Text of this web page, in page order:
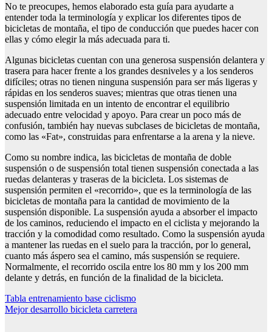
No te preocupes, hemos elaborado esta guía para ayudarte a
entender toda la terminología y explicar los diferentes tipos de
bicicletas de montaña, el tipo de conducción que puedes hacer con
ellas y cómo elegir la más adecuada para ti.
Algunas bicicletas cuentan con una generosa suspensión delantera y
trasera para hacer frente a los grandes desniveles y a los senderos
difíciles; otras no tienen ninguna suspensión para ser más ligeras y
rápidas en los senderos suaves; mientras que otras tienen una
suspensión limitada en un intento de encontrar el equilibrio
adecuado entre velocidad y apoyo. Para crear un poco más de
confusión, también hay nuevas subclases de bicicletas de montaña,
como las «Fat», construidas para enfrentarse a la arena y la nieve.
Como su nombre indica, las bicicletas de montaña de doble
suspensión o de suspensión total tienen suspensión conectada a las
ruedas delanteras y traseras de la bicicleta. Los sistemas de
suspensión permiten el «recorrido», que es la terminología de las
bicicletas de montaña para la cantidad de movimiento de la
suspensión disponible. La suspensión ayuda a absorber el impacto
de los caminos, reduciendo el impacto en el ciclista y mejorando la
tracción y la comodidad como resultado. Como la suspensión ayuda
a mantener las ruedas en el suelo para la tracción, por lo general,
cuanto más áspero sea el camino, más suspensión se requiere.
Normalmente, el recorrido oscila entre los 80 mm y los 200 mm
delante y detrás, en función de la finalidad de la bicicleta.
Navegación
de
Tabla entrenamiento base ciclismo
Mejor desarrollo bicicleta carretera